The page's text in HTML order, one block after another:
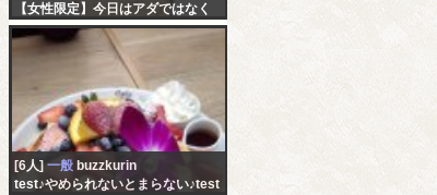
【女性限定】今日はアダではなく
一般配信ですよ？ 女性の方いない
[6人] 一般 buzzkurin
test♪やめられないとまらない♪test